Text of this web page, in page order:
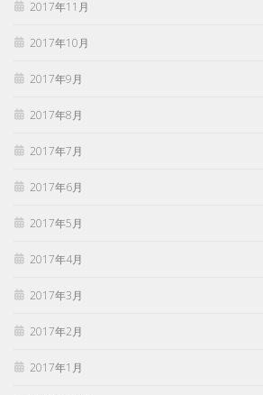
2017年11月
2017年10月
2017年9月
2017年8月
2017年7月
2017年6月
2017年5月
2017年4月
2017年3月
2017年2月
2017年1月